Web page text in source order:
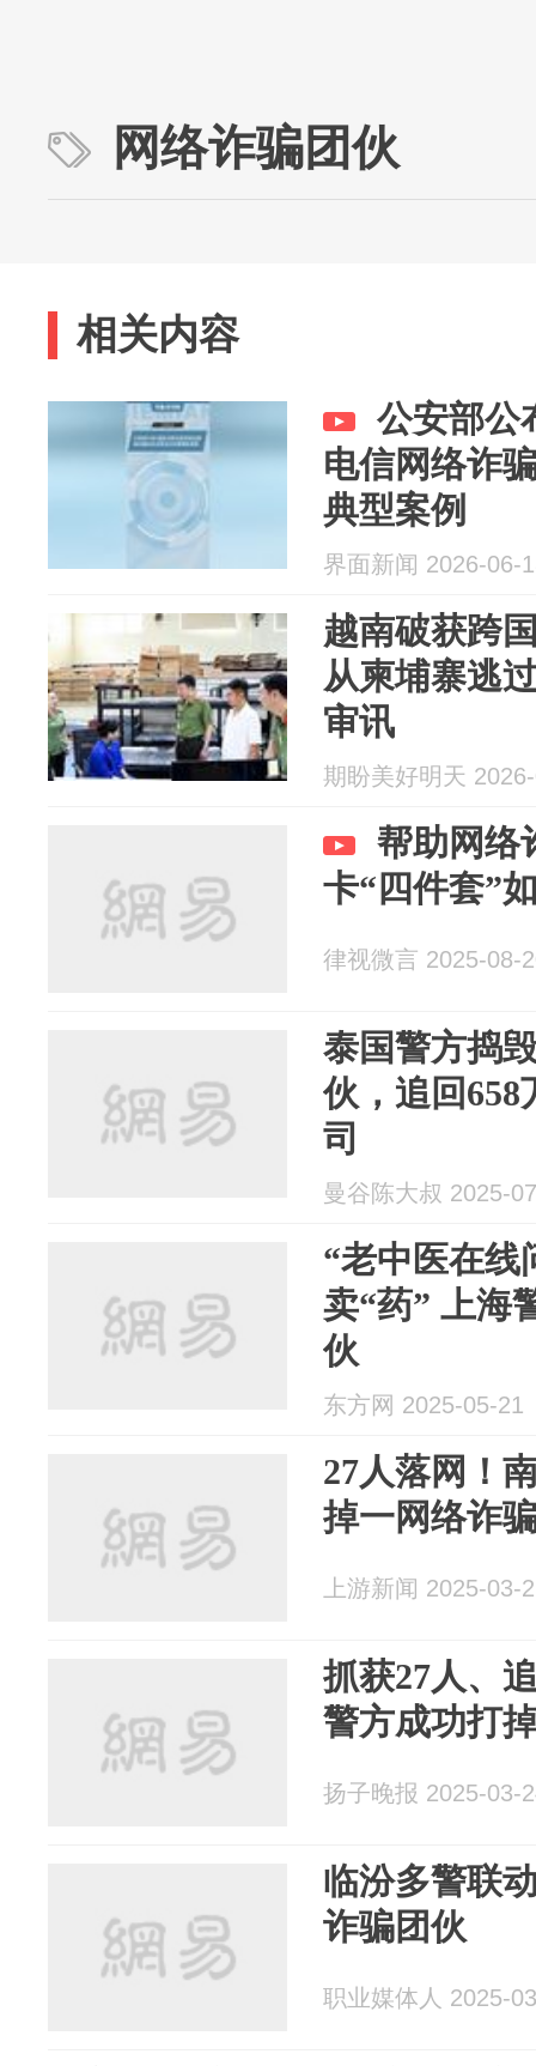
网络诈骗团伙
相关内容
公安部公
电信网络诈
典型案例
界面新闻 2026-06-
越南破获跨
从柬埔寨逃
审讯
期盼美好明天
帮助网络
卡“四件套”
律视微言 2025-08-
泰国警方捣
伙，追回658
司
曼谷陈大叔 2025-
“老中医在线
卖“药” 上海
伙
东方网 2025-05-21
27人落网！
掉一网络诈
上游新闻 2025-03-
抓获27人、
警方成功打
扬子晚报 2025-03-
临汾多警联
诈骗团伙
职业媒体人 2025-